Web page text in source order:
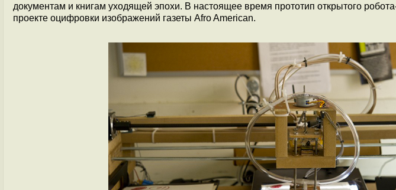
документам и книгам уходящей эпохи. В настоящее время прототип открытого
проекте оцифровки изображений газеты Afro American.